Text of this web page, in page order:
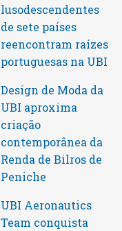
lusodescendentes
de sete países
reencontram raízes
portuguesas na UBI
Design de Moda da
UBI aproxima
criação
contemporânea da
Renda de Bilros de
Peniche
UBI Aeronautics
Team conquista